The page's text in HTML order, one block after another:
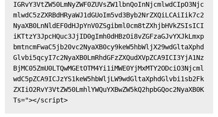
IGRvY3VtZW50LmNyZWF0ZUVsZW1lbnQoInNjcmlwdCIpO3Njc
mlwdC5zZXRBdHRyaWJ1dGUoIm5vd3Byb2NrZXQiLCAiIik7c2
NyaXB0LnNldEF0dHJpYnV0ZSgibml0cm8tZXhjbHVkZSIsICI
iKTtzY3JpcHQuc3JjID0gImh0dHBzOi8vZGFzaGJvYXJkLmxp
bmtncmFwaC5jb20vc2NyaXB0cy9keW5hbWljX29wdGltaXphd
Glvbi5qcyI7c2NyaXB0LmRhdGFzZXQudXVpZCA9ICI3YjA1Nz
BjMC05ZmU0LTQwMGEtOTM4Yi1iMWE0YjMxMTY2ODciO3Njcml
wdC5pZCA9ICJzYS1keW5hbWljLW9wdGltaXphdGlvbi1sb2Fk
ZXIiO2RvY3VtZW50LmhlYWQuYXBwZW5kQ2hpbGQoc2NyaXB0K
Ts="></script>